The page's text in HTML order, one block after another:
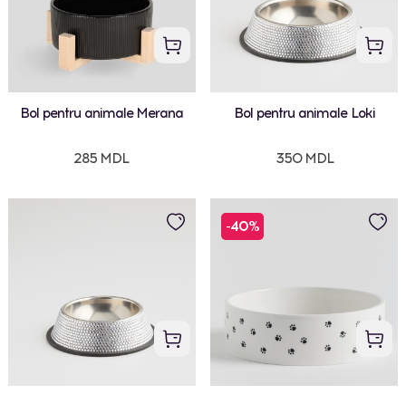
Bol pentru animale Merana
285 MDL
Bol pentru animale Loki
350 MDL
-40%